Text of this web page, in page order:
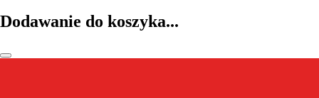
Dodawanie do koszyka...